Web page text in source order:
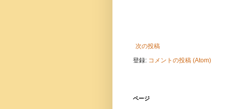
次の投稿
登録: コメントの投稿 (Atom)
ページ